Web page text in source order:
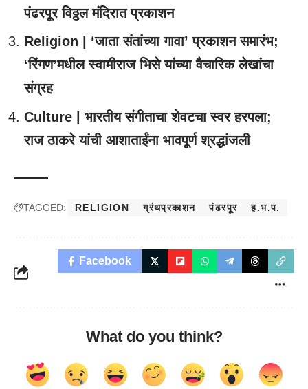
पंढरपूर विठ्ठल मंदिरात प्रकाशन
Religion | ‘जाता संतांच्या गावा’ प्रकाशन समारंभ;
‘रिंगण’मधील स्वामीराज भिसे यांच्या वैचारिक लेखांचा
संग्रह
Culture | भारतीय संगीताचा शेवटचा स्वर हरपला;
राज ठाकरे यांची आशाताईंना भावपूर्ण श्रद्धांजली
TAGGED: RELIGION ग्रंथप्रकाशन पंढरपूर ह.भ.प.
Facebook
What do you think?